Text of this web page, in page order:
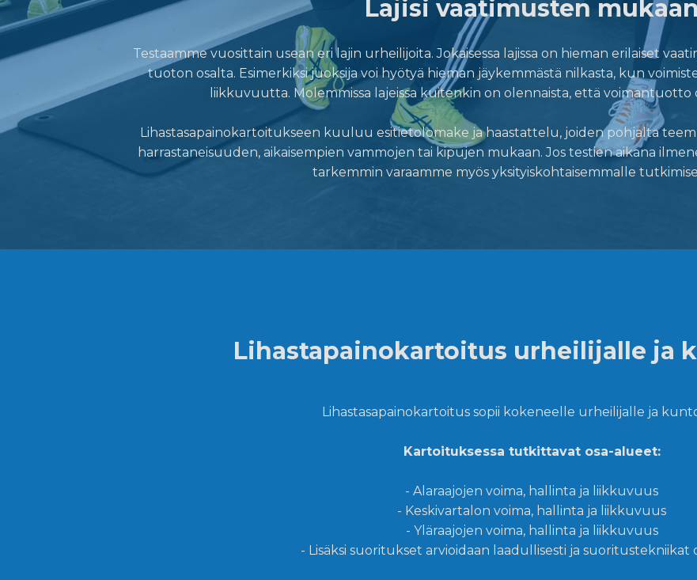
Lajisi vaatimusten mukaan
Testaamme vuosittain usean eri lajin urheilijoita. Jokaisessa lajissa on hieman erilaiset
tuoton osalta. Esimerkiksi juoksija voi hyötyä hieman jäykemmästä nilkasta, kun
liikkuvuutta. Molemmissa lajeissa kuitenkin on olennaista, että voimantuotto
Lihastasapainokartoitukseen kuuluu esitietolomake ja haastattelu, joiden pohjalta
harrastaneisuuden, aikaisempien vammojen tai kipujen mukaan. Jos testien aikana
tarkemmin varaamme myös yksityiskohtaisemmalle
Lihastapainokartoitus urheilijalle ja
Lihastasapainokartoitus sopii kokeneelle urheilijalle ja
Kartoituksessa tutkittavat osa-alueet:
- Alaraajojen voima, hallinta ja liikkuvuus
- Keskivartalon voima, hallinta ja liikkuvuus
- Yläraajojen voima, hallinta ja liikkuvuus
- Lisäksi suoritukset arvioidaan laadullisesti ja suoritustekniikat